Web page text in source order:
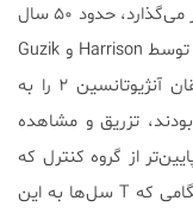
این ایده که سیستم ایمنی روی فشارخون تاثیر می‌گذارد، حدود ۵۰ سال
قبل مطرح شد. اما مطالعه‌ای که در سال ۲۰۰۷ توسط Harrison و Guzik
انجام گردید، بسیار مهم و تاریخی بود. محققان آنژیوتانسین ۲ را به
موش‌هایی که فاقد سلول‌های ایمنی B و T بودند، تزریق و مشاهده
جیوه پایین‌تر از گروه کنترل که
همان هورمون را دریافت کرده‌بودند است. هنگامی که T سل‌ها به این